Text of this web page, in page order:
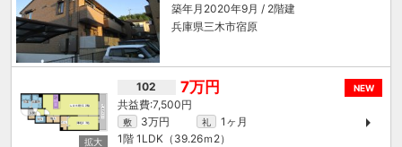
築年月2020年9月 / 2階建
兵庫県三木市宿原
NEW
102 7万円
7,500円
敷 3万円 礼
1ヶ月
1階 1LDK（39.26ｍ 2）